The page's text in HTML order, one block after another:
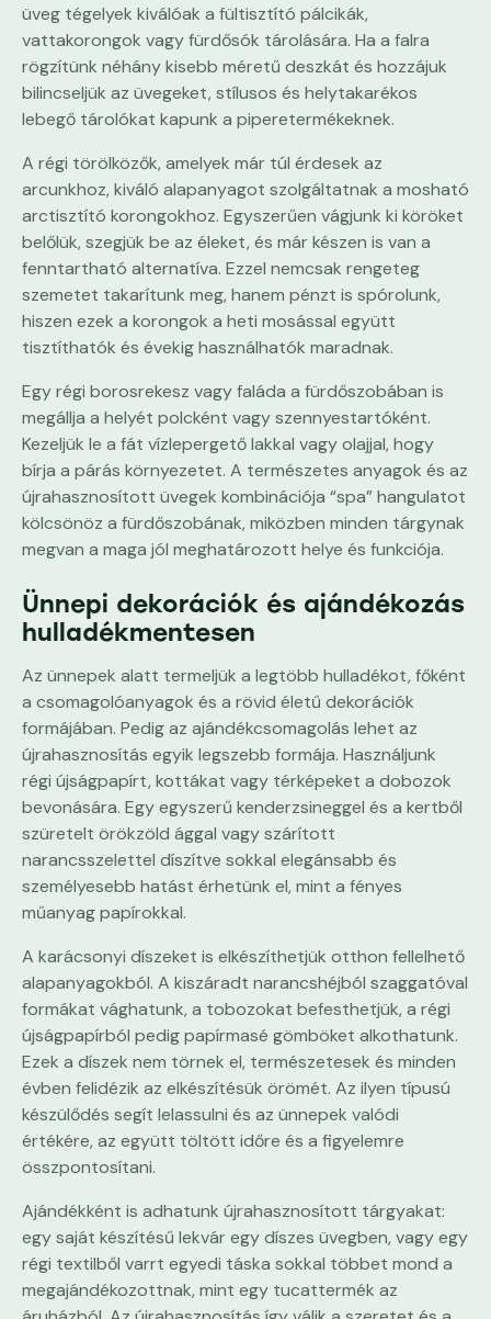
üveg tégelyek kiválóak a fültisztító pálcikák,
vattakorongok vagy fürdősók tárolására. Ha a falra
rögzítünk néhány kisebb méretű deszkát és hozzájuk
bilincseljük az üvegeket, stílusos és helytakarékos
lebegő tárolókat kapunk a piperetermékeknek.
A régi törölközők, amelyek már túl érdesek az
arcunkhoz, kiváló alapanyagot szolgáltatnak a mosható
arctisztító korongokhoz. Egyszerűen vágjunk ki köröket
belőlük, szegjük be az éleket, és már készen is van a
fenntartható alternatíva. Ezzel nemcsak rengeteg
szemetet takarítunk meg, hanem pénzt is spórolunk,
hiszen ezek a korongok a heti mosással együtt
tisztíthatók és évekig használhatók maradnak.
Egy régi borosrekesz vagy faláda a fürdőszobában is
megállja a helyét polcként vagy szennyestartóként.
Kezeljük le a fát vízlepergető lakkal vagy olajjal, hogy
bírja a párás környezetet. A természetes anyagok és az
újrahasznosított üvegek kombinációja “spa” hangulatot
kölcsönöz a fürdőszobának, miközben minden tárgynak
megvan a maga jól meghatározott helye és funkciója.
Ünnepi dekorációk és ajándékozás
hulladékmentesen
Az ünnepek alatt termeljük a legtöbb hulladékot, főként
a csomagolóanyagok és a rövid életű dekorációk
formájában. Pedig az ajándékcsomagolás lehet az
újrahasznosítás egyik legszebb formája. Használjunk
régi újságpapírt, kottákat vagy térképeket a dobozok
bevonására. Egy egyszerű kenderzsineggel és a kertből
szüretelt örökzöld ággal vagy szárított
narancsszelettel díszítve sokkal elegánsabb és
személyesebb hatást érhetünk el, mint a fényes
műanyag papírokkal.
A karácsonyi díszeket is elkészíthetjük otthon fellelhető
alapanyagokból. A kiszáradt narancshéjból szaggatóval
formákat vághatunk, a tobozokat befesthetjük, a régi
újságpapírból pedig papírmasé gömböket alkothatunk.
Ezek a díszek nem törnek el, természetesek és minden
évben felidézik az elkészítésük örömét. Az ilyen típusú
készülődés segít lelassulni és az ünnepek valódi
értékére, az együtt töltött időre és a figyelemre
összpontosítani.
Ajándékként is adhatunk újrahasznosított tárgyakat:
egy saját készítésű lekvár egy díszes üvegben, vagy egy
régi textilből varrt egyedi táska sokkal többet mond a
megajándékozottnak, mint egy tucattermék az